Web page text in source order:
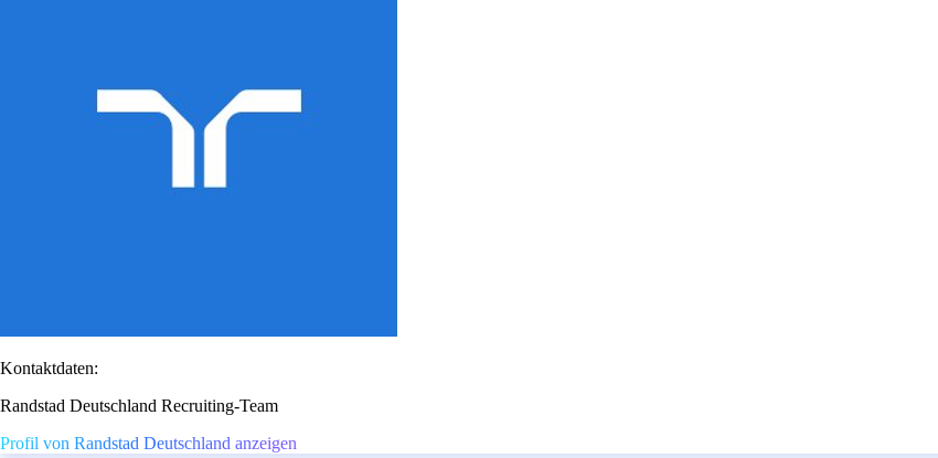
Kontaktdaten:
Randstad Deutschland Recruiting-Team
Profil von Randstad Deutschland anzeigen